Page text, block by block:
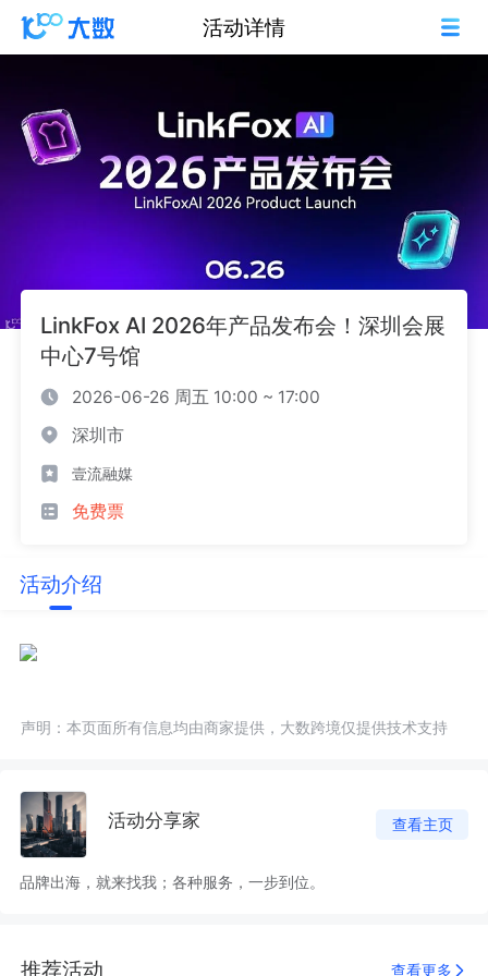
活动详情
LinkFox AI 2026年产品发布会！深圳会展
中心7号馆
2026-06-26 周五 10:00 ~ 17:00
深圳市
壹流融媒
免费票
活动介绍
声明：本页面所有信息均由商家提供，大数跨境仅提供技术支持
活动分享家 查看主页
品牌出海，就来找我；各种服务，一步到位。
推荐活动 查看更多